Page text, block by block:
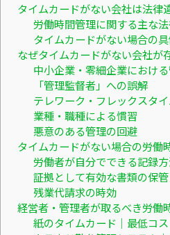
タイムカードがない会社は法律
労働時間管理に関する主な
タイムカードがない場合の
なぜタイムカードがない会社が
中小企業・零細企業におけ
「管理監督者」への誤解
テレワーク・フレックスタ
業種・職種による慣習
悪意のある管理の回避
タイムカードがない場合の労働
労働者が自分でできる記録
証拠として有効な書類の保管
残業代請求の時効
経営者・管理者が取るべき労働
紙のタイムカード｜最低コ